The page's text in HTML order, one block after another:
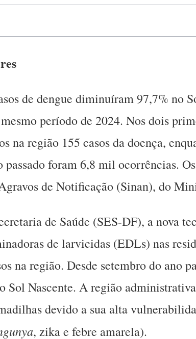
de dengue diminuíram 97,7% no
período de 2024. Nos dois
na região 155 casos da doença,
passado foram 6,8 mil ocorrências.
de Notificação (Sinan), do
de Saúde (SES-DF), a nova
de larvicidas (EDLs) nas
na região. Desde setembro do ano
Sol Nascente. A região
devido a sua alta
, zika e febre amarela).